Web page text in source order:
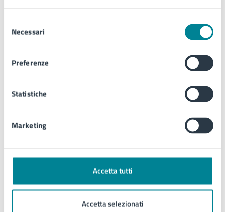
delNecessari
Preferenze
Statistiche
Marketing
Accetta tutti
Accetta selezionati
Tutti i documenti
Articoli tematici